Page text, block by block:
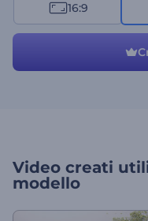
16:9
Video creati
modello